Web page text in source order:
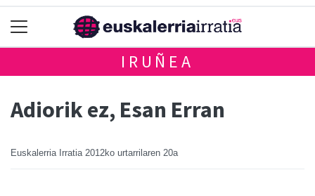
IRUÑEA
Adiorik ez, Esan Erran
Euskalerria Irratia 2012ko urtarrilaren 20a